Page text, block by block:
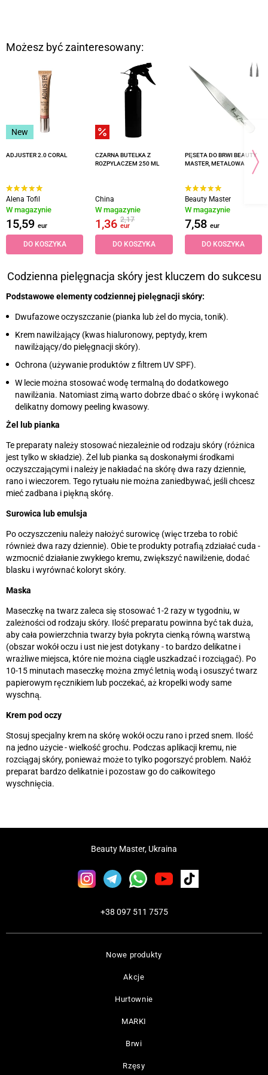
Możesz być zainteresowany:
New
ADJUSTER 2.0 CORAL
Alena Tofil
W magazynie
15,59 eur
DO KOSZYKA
CZARNA BUTELKA Z
ROZPYLACZEM 250 ML
China
W magazynie
1,362,17
eur
DO KOSZYKA
PĘSETA DO BRWI BEAUTY
MASTER, METALOWA
Beauty Master
W magazynie
7,58 eur
DO KOSZYKA
Codzienna pielęgnacja skóry jest kluczem do sukcesu
Podstawowe elementy codziennej pielęgnacji skóry:
Dwufazowe oczyszczanie (pianka lub żel do mycia, tonik).
Krem nawilżający (kwas hialuronowy, peptydy, krem
nawilżający/do pielęgnacji skóry).
Ochrona (używanie produktów z filtrem UV SPF).
W lecie można stosować wodę termalną do dodatkowego
nawilżania. Natomiast zimą warto dobrze dbać o skórę i wykonać
delikatny domowy peeling kwasowy.
Żel lub pianka
Te preparaty należy stosować niezależnie od rodzaju skóry (różnica
jest tylko w składzie). Żel lub pianka są doskonałymi środkami
oczyszczającymi i należy je nakładać na skórę dwa razy dziennie,
rano i wieczorem. Tego rytuału nie można zaniedbywać, jeśli chcesz
mieć zadbana i piękną skórę.
Surowica lub emulsja
Po oczyszczeniu należy nałożyć surowicę (więc trzeba to robić
również dwa razy dziennie). Obie te produkty potrafią zdziałać cuda -
wzmocnić działanie zwykłego kremu, zwiększyć nawilżenie, dodać
blasku i wyrównać koloryt skóry.
Maska
Maseczkę na twarz zaleca się stosować 1-2 razy w tygodniu, w
zależności od rodzaju skóry. Ilość preparatu powinna być tak duża,
aby cała powierzchnia twarzy była pokryta cienką równą warstwą
(obszar wokół oczu i ust nie jest dotykany - to bardzo delikatne i
wrażliwe miejsca, które nie można ciągle uszkadzać i rozciągać). Po
10-15 minutach maseczkę można zmyć letnią wodą i osuszyć twarz
papierowym ręcznikiem lub poczekać, aż kropelki wody same
wyschną.
Krem pod oczy
Stosuj specjalny krem na skórę wokół oczu rano i przed snem. Ilość
na jedno użycie - wielkość grochu. Podczas aplikacji kremu, nie
rozciągaj skóry, ponieważ może to tylko pogorszyć problem. Nałóż
preparat bardzo delikatnie i pozostaw go do całkowitego
wyschnięcia.
Nowe produkty
Akcje
Hurtownie
MARKI
Brwi
Rzęsy
Beauty Master, Ukraina
+38 097 511 7575